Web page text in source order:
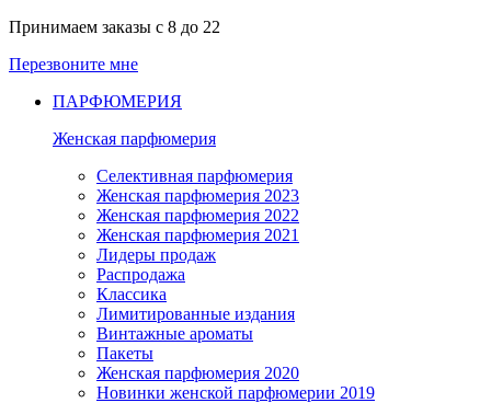
Принимаем заказы с 8 до 22
Перезвоните мне
ПАРФЮМЕРИЯ
Женская парфюмерия
Селективная парфюмерия
Женская парфюмерия 2023
Женская парфюмерия 2022
Женская парфюмерия 2021
Лидеры продаж
Распродажа
Классика
Лимитированные издания
Винтажные ароматы
Пакеты
Женская парфюмерия 2020
Новинки женской парфюмерии 2019